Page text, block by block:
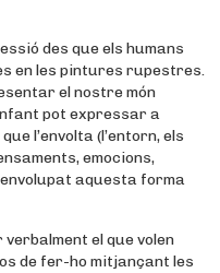
des que els humans
en les pintures rupestres.
el nostre món
pot expressar a
l’envolta (l’entorn, els
emocions,
aquesta forma
el que volen
de fer-ho mitjançant les